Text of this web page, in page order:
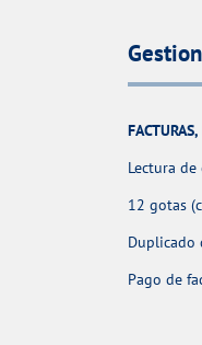
Lectura
12 gotas
Duplicado
Pago de